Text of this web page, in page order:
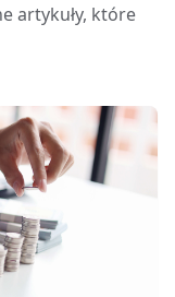
artykuły, które